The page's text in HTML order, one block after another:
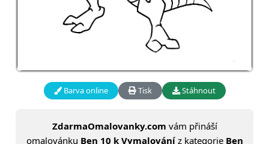
Barva online Tisk Stáhnout
ZdarmaOmalovanky.com vám přináší
omalovánku Ben 10 k Vymalováníz kategorie Ben